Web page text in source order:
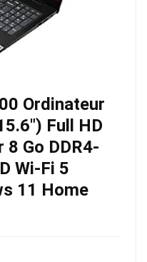
Ordinateur
Full HD
Go DDR4-
Wi-Fi 5
11 Home